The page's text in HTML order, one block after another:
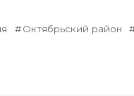
Октябрьский район